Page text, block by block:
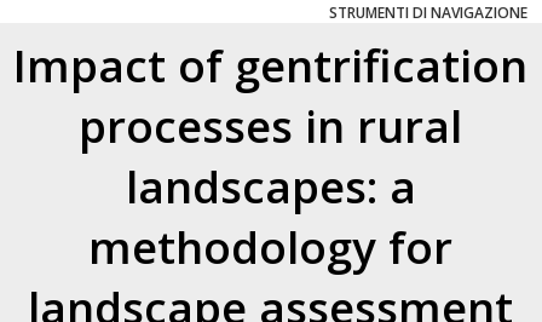
STRUMENTI DI NAVIGAZIONE
Impact of gentrification
processes in rural
landscapes: a
methodology for
landscape assessment